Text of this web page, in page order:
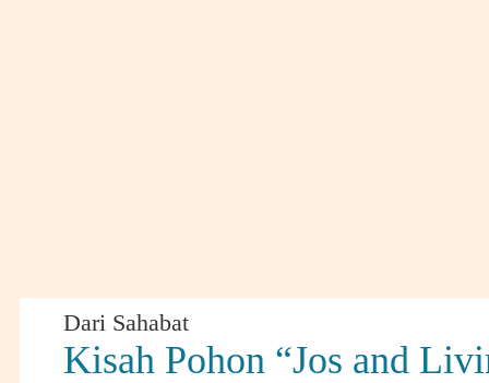
Dari Sahabat
Kisah Pohon “Jos and